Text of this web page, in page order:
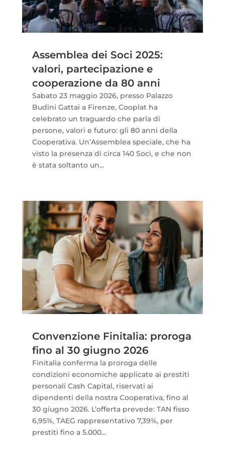
Assemblea dei Soci 2025:
valori, partecipazione e
cooperazione da 80 anni
Sabato 23 maggio 2026, presso Palazzo
Budini Gattai a Firenze, Cooplat ha
celebrato un traguardo che parla di
persone, valori e futuro: gli 80 anni della
Cooperativa. Un’Assemblea speciale, che ha
visto la presenza di circa 140 Soci, e che non
è stata soltanto un...
Convenzione Finitalia: proroga
fino al 30 giugno 2026
Finitalia conferma la proroga delle
condizioni economiche applicate ai prestiti
personali Cash Capital, riservati ai
dipendenti della nostra Cooperativa, fino al
30 giugno 2026. L’offerta prevede: TAN fisso
6,95%, TAEG rappresentativo 7,39%, per
prestiti fino a 5.000...